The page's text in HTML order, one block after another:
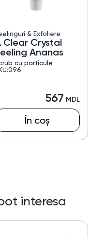
& Exfoliere
Clear Crystal
Ananas
cu particule
567
În coș
interesa